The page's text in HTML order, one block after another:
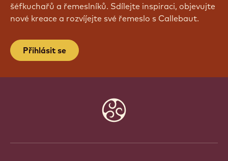
šéfkuchařů a řemeslníků. Sdílejte inspiraci, objevujte
nové kreace a rozvíjejte své řemeslo s Callebaut.
Přihlásit se